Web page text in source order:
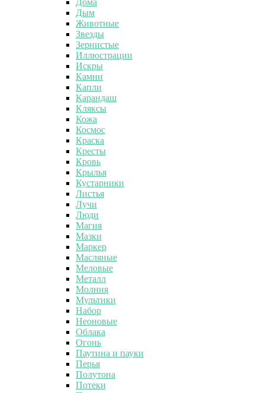
Дома
Дым
Животные
Звезды
Зернистые
Иллюстрации
Искры
Камни
Капли
Карандаш
Кляксы
Кожа
Космос
Краска
Кресты
Кровь
Крылья
Кустарники
Листья
Лучи
Люди
Магия
Мазки
Маркер
Масляные
Меловые
Металл
Молния
Мультики
Набор
Неоновые
Облака
Огонь
Паутина и пауки
Перья
Полутона
Потеки